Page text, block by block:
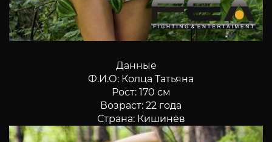
Данные
Ф.И.О: Колца Татьяна
Рост: 170 см
Возраст: 22 года
Страна: Кишинёв